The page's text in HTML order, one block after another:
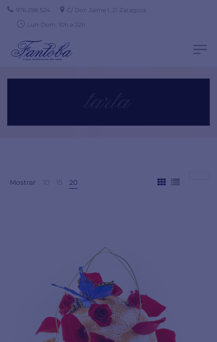
976 298 524
C/ Don Jaime I, 21 Zaragoza
Lun-Dom: 10h a 22h
Mostrar 10 15 20